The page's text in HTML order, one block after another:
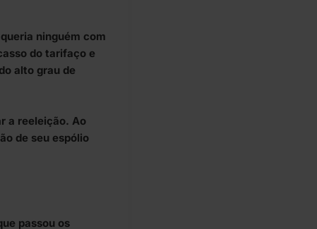
ninguém com
do tarifaço e
alto grau de
a reeleição. Ao
de seu espólio
passou os